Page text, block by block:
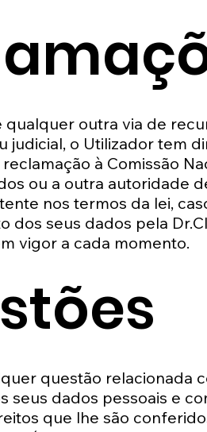
qualquer outra via de
judicial, o Utilizador tem
à Comissão
ou a outra autoridade
nos termos da lei,
dos seus dados pela
vigor a cada momento.
questão relacionada
seus dados pessoais e
que lhe são